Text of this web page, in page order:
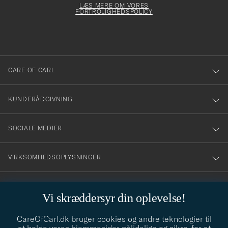
Vi skræddersyr din oplevelse!
CareOfCarl.dk bruger cookies og andre teknologier til
dig
till
vårt
nyhetsbrev!
LÆS MERE OM VORES
FORTROLIGHEDSPOLICY
CARE OF CARL
KUNDERÅDGIVNING
SOCIALE MEDIER
VIRKSOMHEDSOPLYSNINGER
Behøver du hjælp til at finde din stil? Lad os hjælpe dig, vi hjælper